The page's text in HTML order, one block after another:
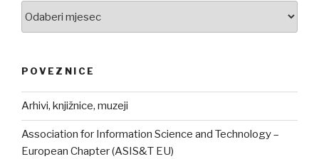
POVEZNICE
Arhivi, knjižnice, muzeji
Association for Information Science and Technology –
European Chapter (ASIS&T EU)